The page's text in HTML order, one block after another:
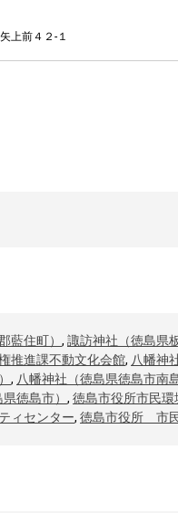
上前４２-１
藍住町） , 諏訪神社（徳島県
推進課不動文化会館, 八幡神
, 八幡神社（徳島県徳島市南
徳島市） , 徳島市役所市民
ィセンター, 徳島市役所 市